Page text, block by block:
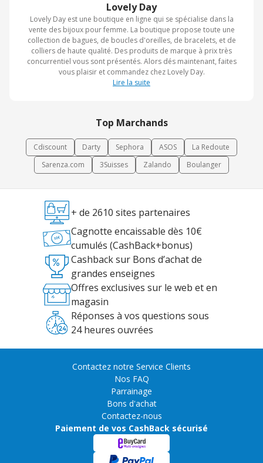
Lovely Day
Lovely Day est une boutique en ligne qui se spécialise dans la
vente des bijoux pour femme. La boutique propose toute une
collection de bagues, de boucles d'oreilles, de bracelets, et de
colliers de haute qualité. Des produits de marque à prix très
concurrentiel vous sont présentés. Alors dés maintenant, faites
vous plaisir et commandez chez Lovely Day.
Lire la suite
Top Marchands
Cdiscount Darty Sephora ASOS
La Redoute
Sarenza.com
3Suisses Zalando Boulanger
+ de 2610 sites partenaires
Cagnotte encaissable dès 10€
cumulés (CashBack+bonus)
Cashback sur Bons d’achat de
grandes enseignes
Offres exclusives sur le web et en
magasin
Réponses à vos questions sous
24 heures ouvrées
Contactez notre Service Clients
Nos FAQ
Parrainage
Bons d'achat
Contactez-nous
Paiement de vos CashBack sécurisé